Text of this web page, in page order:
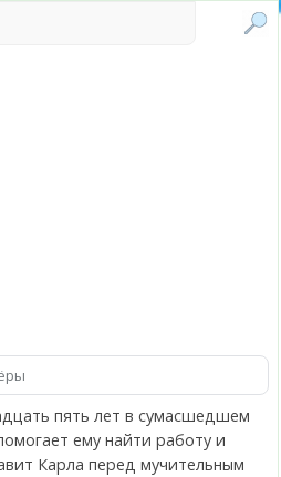
пять лет в сумасшедшем
ему найти работу и
Карла перед мучительным